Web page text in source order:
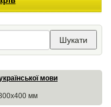
Шукати
мови
мм